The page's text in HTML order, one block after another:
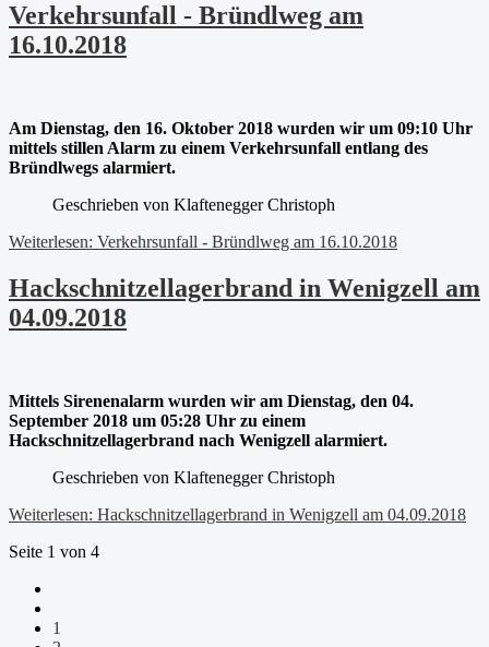
Verkehrsunfall - Bründlweg am
16.10.2018
Am Dienstag, den 16. Oktober 2018 wurden wir um 09:10 Uhr
mittels stillen Alarm zu einem Verkehrsunfall entlang des
Bründlwegs alarmiert.
Geschrieben von Klaftenegger Christoph
Weiterlesen: Verkehrsunfall - Bründlweg am 16.10.2018
Hackschnitzellagerbrand in Wenigzell am
04.09.2018
Mittels Sirenenalarm wurden wir am Dienstag, den 04.
September 2018 um 05:28 Uhr zu einem
Hackschnitzellagerbrand nach Wenigzell alarmiert.
Geschrieben von Klaftenegger Christoph
Weiterlesen: Hackschnitzellagerbrand in Wenigzell am 04.09.2018
Seite 1 von 4
1